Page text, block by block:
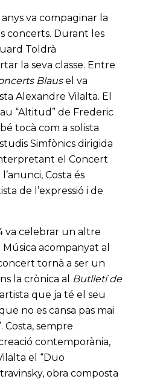
va compaginar la
concerts. Durant les
Toldrà
la seva classe. Entre
Blausel va
Alexandre Vilalta. El
“Altitud” de Frederic
tocà com a solista
Simfònics dirigida
el Concert
Costa és
de l’expressió i de
va celebrar un altre
acompanyat al
tornà a ser un
la crònica al Butlletí de
que ja té el seu
no es cansa pas mai
Costa, sempre
contemporània,
el “Duo
obra composta